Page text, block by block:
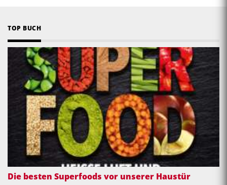
TOP BUCH
Die besten Superfoods vor unserer Haustür